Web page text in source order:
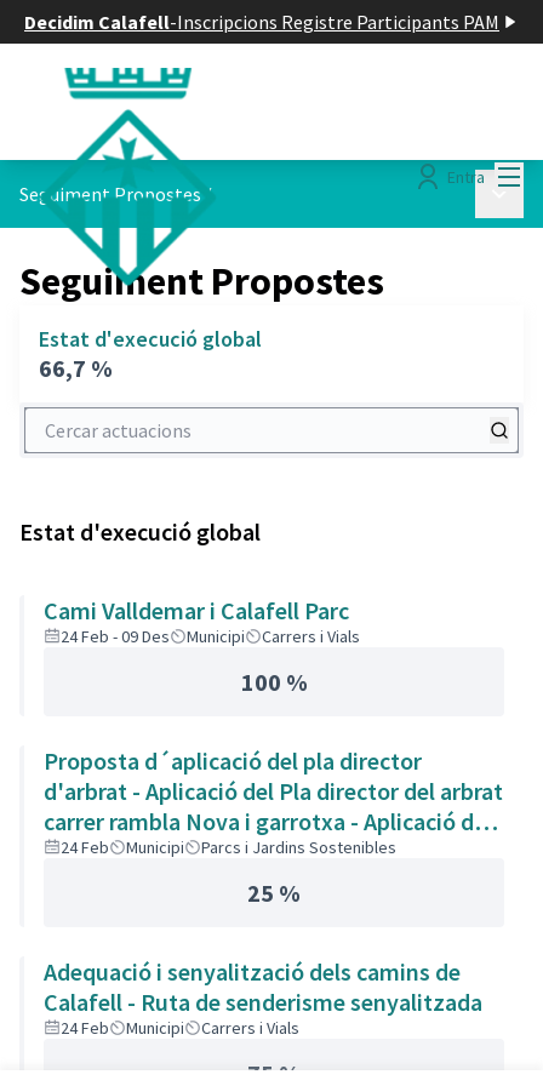
Decidim Calafell-Inscripcions Registre Participants PAM
Entra
Seguiment Propostes /
Seguiment Propostes
Estat d'execució global
66,7 %
Cercar actuacions
Estat d'execució global
Cami Valldemar i Calafell Parc
24 Feb - 09 Des Municipi Carrers i Vials
100 %
Proposta d´aplicació del pla director
d'arbrat - Aplicació del Pla director del arbrat
carrer rambla Nova i garrotxa - Aplicació del
pla director d'arbrat als carrers Rambla Nova
i Garrotxa - Poda de los árboles y arreglar
24 Feb Municipi Parcs i Jardins Sostenibles
25 %
Adequació i senyalització dels camins de
Calafell - Ruta de senderisme senyalitzada
24 Feb Municipi Carrers i Vials
75 %